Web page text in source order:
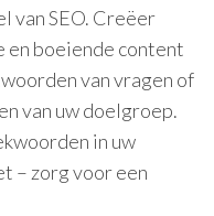
van SEO. Creëer
boeiende content
van vragen of
van uw doelgroep.
in uw
– zorg voor een